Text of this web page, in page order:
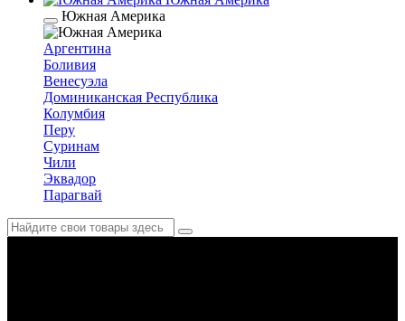
Южная Америка
Аргентина
Боливия
Венесуэла
Доминиканская Республика
Колумбия
Перу
Суринам
Чили
Эквадор
Парагвай